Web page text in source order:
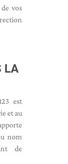
vos
LA
est
et au
nom
de